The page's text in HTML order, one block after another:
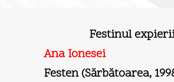
Festinul
Ana Ionesei
Festen (Sărbătoarea,